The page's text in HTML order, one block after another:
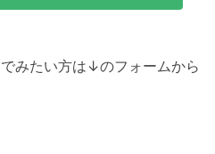
みたい方は↓のフォームから